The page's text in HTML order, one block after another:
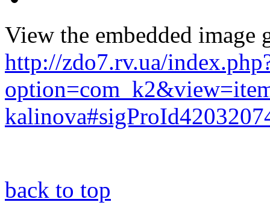
View the embedded image
http://zdo7.rv.ua/
back to top